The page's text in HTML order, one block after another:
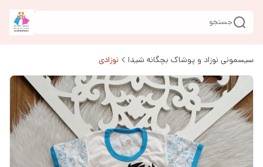
جستجو
سیسمونی نوزاد و پوشاک بچگانه شیدا نوزادی